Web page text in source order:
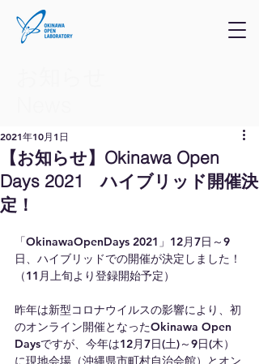
【お知らせ】Okinawa Open
Days 2021 ハイブリッド開催決
定！
2021年10月1日
「OkinawaOpenDays 2021」12月7日～9
日、ハイブリッドでの開催が決定しました！
（11月上旬より登録開始予定）
昨年は新型コロナウイルスの影響により、初
のオンライン開催となったOkinawa Open
Daysですが、今年は12月7日(土)～9日(木）
に現地会場（沖縄県市町村自治会館）とオン